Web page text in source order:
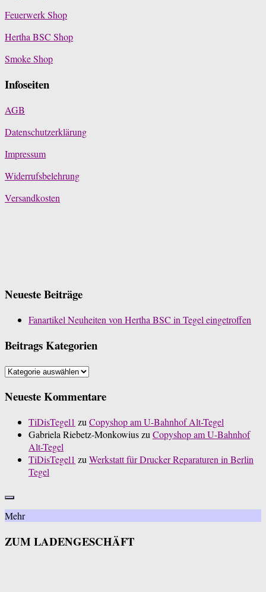
Feuerwerk Shop
Hertha BSC Shop
Smoke Shop
Infoseiten
AGB
Datenschutzerklärung
Impressum
Widerrufsbelehrung
Versandkosten
Neueste Beiträge
Fanartikel Neuheiten von Hertha BSC in Tegel eingetroffen
Beitrags Kategorien
Beitrags
Neueste Kommentare
TiDisTegel1 zu Copyshop am U-Bahnhof Alt-Tegel
Gabriela Riebetz-Monkowiuszu Copyshop am U-Bahnhof
Alt-Tegel
TiDisTegel1 zu Werkstatt für Drucker Reparaturen in Berlin
Tegel
Mehr
ZUM LADENGESCHÄFT